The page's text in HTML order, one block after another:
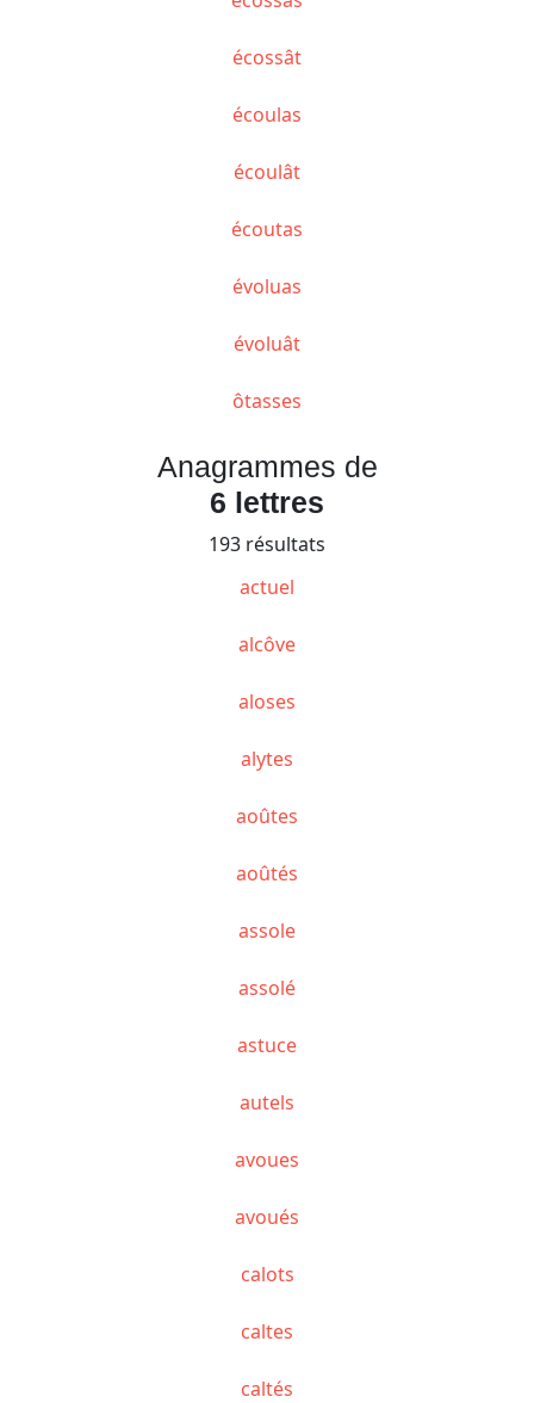
écossât
écoulas
écoulât
écoutas
évoluas
évoluât
ôtasses
Anagrammes de
6 lettres
193 résultats
actuel
alcôve
aloses
alytes
aoûtes
aoûtés
assole
assolé
astuce
autels
avoues
avoués
calots
caltes
caltés